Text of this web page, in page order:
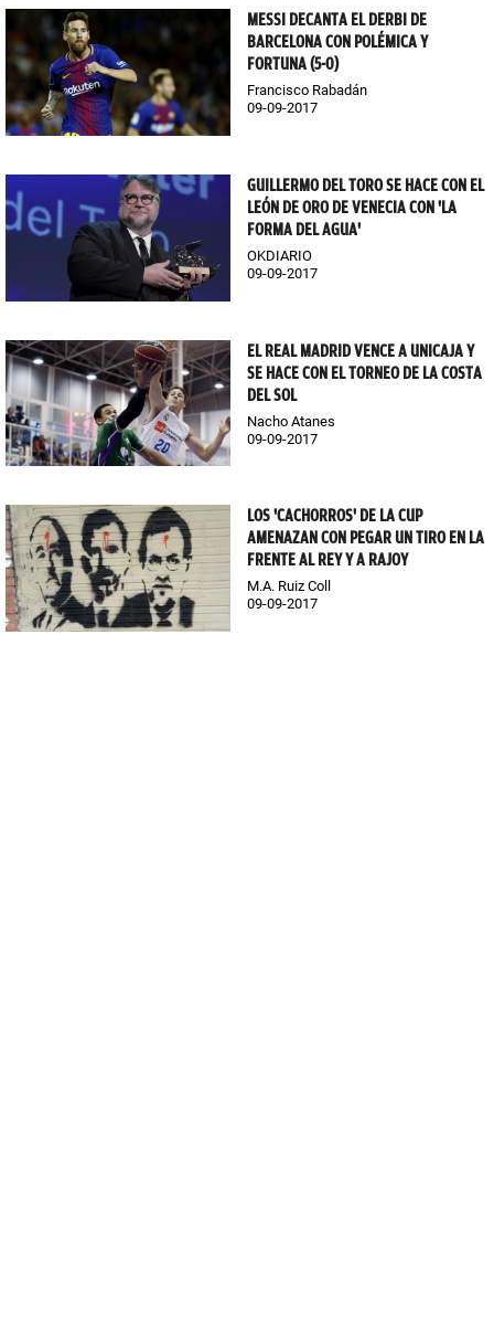
MESSI DECANTA EL DERBI DE
BARCELONA CON POLÉMICA Y
FORTUNA (5-0)
Francisco Rabadán
09-09-2017
GUILLERMO DEL TORO SE HACE CON EL
LEÓN DE ORO DE VENECIA CON 'LA
FORMA DEL AGUA'
OKDIARIO
09-09-2017
EL REAL MADRID VENCE A UNICAJA Y
SE HACE CON EL TORNEO DE LA COSTA
DEL SOL
Nacho Atanes
09-09-2017
LOS 'CACHORROS' DE LA CUP
AMENAZAN CON PEGAR UN TIRO EN LA
FRENTE AL REY Y A RAJOY
M.A. Ruiz Coll
09-09-2017